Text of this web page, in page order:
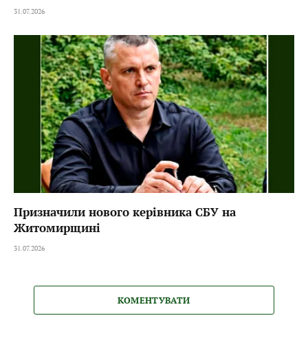
31.07.2026
Призначили нового керівника СБУ на
Житомирщині
31.07.2026
КОМЕНТУВАТИ